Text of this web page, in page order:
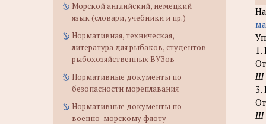
Морской английский, немецкий
язык (словари, учебники и пр.)
Нормативная, техническая,
литература для рыбаков, студентов
рыбохозяйственных ВУЗов
Нормативные документы по
безопасности мореплавания
Нормативные документы по
военно-морскому флоту
1.
Ш
3.
Ш